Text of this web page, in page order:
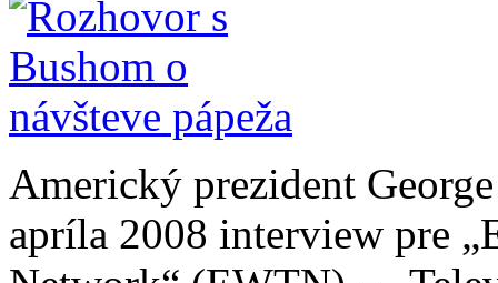
Americký prezident
apríla 2008 interview pre